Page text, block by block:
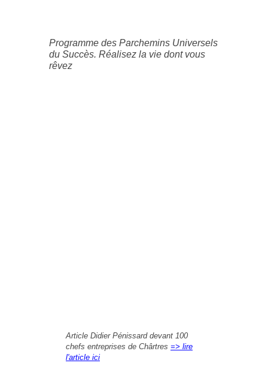
Programme des Parchemins Universels
du Succès. Réalisez la vie dont vous
rêvez
Article Didier Pénissard devant 100
chefs entreprises de Chârtres => lire
l'article ici